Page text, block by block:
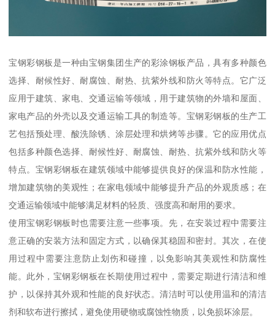
宝钢彩钢板是一种由宝钢集团生产的彩涂钢板产品，具有多种颜色
选择、耐候性好、耐腐蚀、耐热、抗紫外线和防火等特点。它广泛
应用于建筑、家电、交通运输等领域，用于建筑物的外墙和屋面、
家电产品的外壳以及交通运输工具的制造等。宝钢彩钢板的生产工
艺包括预处理、酸洗除锈、涂层处理和烘烤等步骤。它的应用优点
包括多种颜色选择、耐候性好、耐腐蚀、耐热、抗紫外线和防火等
特点。宝钢彩钢板在建筑领域中能够提供良好的保温和防水性能，
增加建筑物的美观性；在家电领域中能够提升产品的外观质感；在
交通运输领域中能够满足材料的轻质、强度高和耐用的要求。
使用宝钢彩钢板时也需要注意一些事项。先，在安装过程中需要注
意正确的安装方法和固定方式，以确保其稳固和密封。其次，在使
用过程中需要注意防止划伤和碰撞，以免影响其美观性和防腐性
能。此外，宝钢彩钢板在长期使用过程中，需要定期进行清洁和维
护，以保持其外观和性能的良好状态。清洁时可以使用温和的清洁
剂和软布进行擦拭，避免使用硬物或腐蚀性物质，以免损坏涂层。